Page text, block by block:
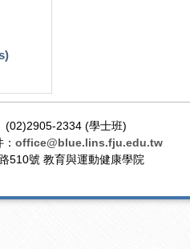
(02)2905-2334 (學士班)
office@blue.lins.fju.edu.tw
510號 教育與運動健康學院